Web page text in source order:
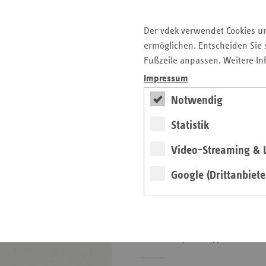
Der vdek verwendet Cookies
ermöglichen. Entscheiden
Fußzeile anpassen. Weitere
Impressum
Notwendig
Statistik
Video-Streaming &
Google
Die GKV
ersatzkasse magazin.
ePaper